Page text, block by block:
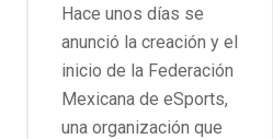
Hace unos días se
anunció la creación y el
inicio de la Federación
Mexicana de eSports,
una organización que